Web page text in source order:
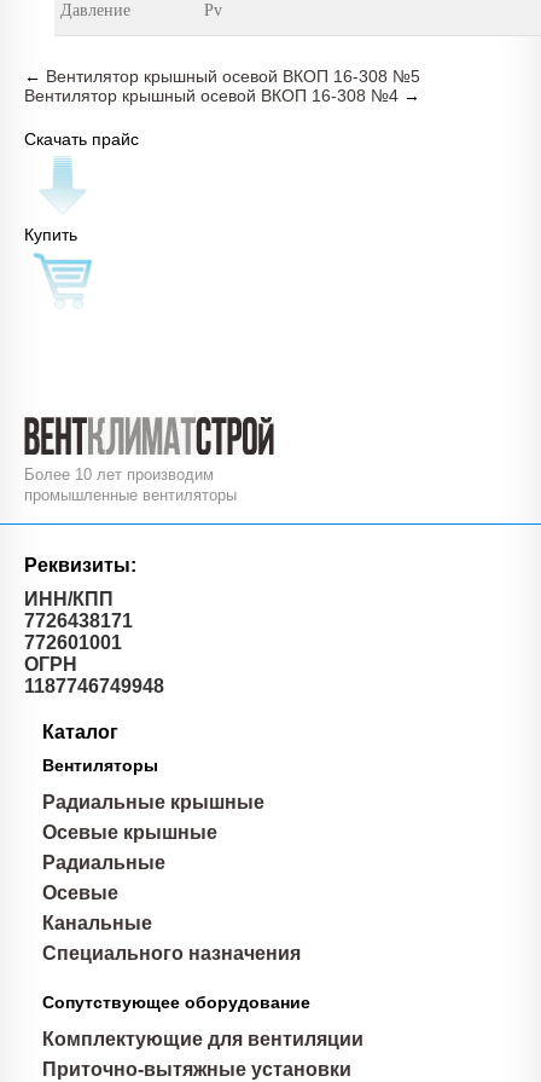
Давление Pv
← Вентилятор крышный осевой ВКОП 16-308 №5
Вентилятор крышный осевой ВКОП 16-308 №4 →
Скачать прайс
Купить
Более 10 лет производим
промышленные вентиляторы
Реквизиты:
ИНН/КПП
7726438171
772601001
ОГРН
1187746749948
Каталог
Вентиляторы
Радиальные крышные
Осевые крышные
Радиальные
Осевые
Канальные
Специального назначения
Сопутствующее оборудование
Комплектующие для вентиляции
Приточно-вытяжные установки